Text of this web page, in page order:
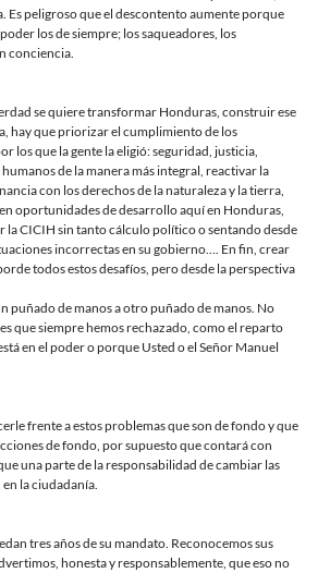
Es peligroso que el descontento aumente porque
los de siempre; los saqueadores, los
conciencia.
se quiere transformar Honduras, construir ese
hay que priorizar el cumplimiento de los
los que la gente la eligió: seguridad, justicia,
de la manera más integral, reactivar la
con los derechos de la naturaleza y la tierra,
oportunidades de desarrollo aquí en Honduras,
CICIH sin tanto cálculo político o sentando desde
incorrectas en su gobierno…. En fin, crear
todos estos desafíos, pero desde la perspectiva
puñado de manos a otro puñado de manos. No
que siempre hemos rechazado, como el reparto
en el poder o porque Usted o el Señor Manuel
frente a estos problemas que son de fondo y que
de fondo, por supuesto que contará con
una parte de la responsabilidad de cambiar las
la ciudadanía.
tres años de su mandato. Reconocemos sus
honesta y responsablemente, que eso no